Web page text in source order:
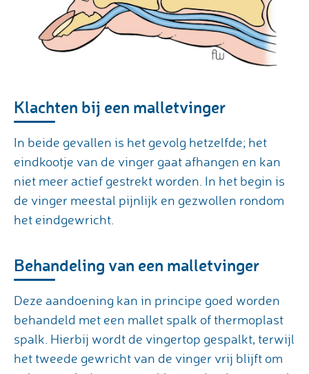
Klachten bij een malletvinger
In beide gevallen is het gevolg hetzelfde; het
eindkootje van de vinger gaat afhangen en kan
niet meer actief gestrekt worden. In het begin is
de vinger meestal pijnlijk en gezwollen rondom
het eindgewricht.
Behandeling van een malletvinger
Deze aandoening kan in principe goed worden
behandeld met een mallet spalk of thermoplast
spalk. Hierbij wordt de vingertop gespalkt, terwijl
het tweede gewricht van de vinger vrij blijft om